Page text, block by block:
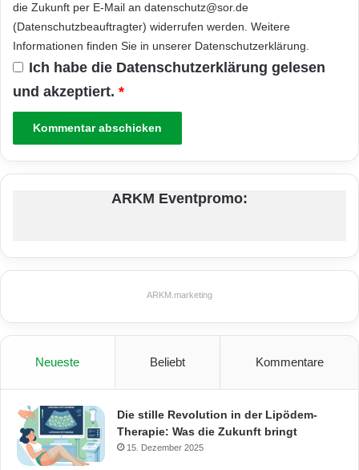
die Zukunft per E-Mail an datenschutz@sor.de
(Datenschutzbeauftragter) widerrufen werden. Weitere
Informationen finden Sie in unserer Datenschutzerklärung
Ich habe die Datenschutzerklärung gelesen
und akzeptiert. *
ARKM Eventpromo:
ARKM.marketing
Neueste Beliebt Kommentare
Die stille Revolution in der Lipödem-
Therapie: Was die Zukunft bringt
15. Dezember 2025